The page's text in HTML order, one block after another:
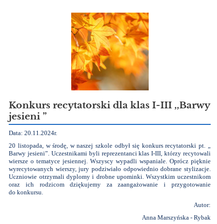
Konkurs recytatorski dla klas I-III ,,Barwy
jesieni ”
Data: 20.11.2024r.
20 listopada, w środę, w naszej szkole odbył się konkurs recytatorski pt. „
Barwy jesieni”. Uczestnikami byli reprezentanci klas I-III, którzy recytowali
wiersze o tematyce jesiennej. Wszyscy wypadli wspaniale. Oprócz pięknie
wyrecytowanych wierszy, jury podziwiało odpowiednio dobrane stylizacje.
Uczniowie otrzymali dyplomy i drobne upominki. Wszystkim uczestnikom
oraz ich rodzicom dziękujemy za zaangażowanie i przygotowanie
do konkursu.
Autor:
Anna Marszyńska - Rybak